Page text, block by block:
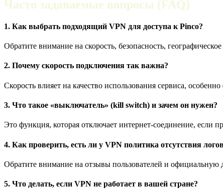
Часто задаваемые вопросы (FAQ)
1. Как выбрать подходящий VPN для доступа к Pinco?
Обратите внимание на скорость, безопасность,
2. Почему скорость подключения так важна?
Скорость влияет на качество использования сервиса,
3. Что такое «выключатель» (kill switch) и зачем он нужен?
Это функция, которая отключает интернет-соединение, если
4. Как проверить, есть ли у VPN политика отсутствия
Обратите внимание на отзывы пользователей и
5. Что делать, если VPN не работает в вашей стране?